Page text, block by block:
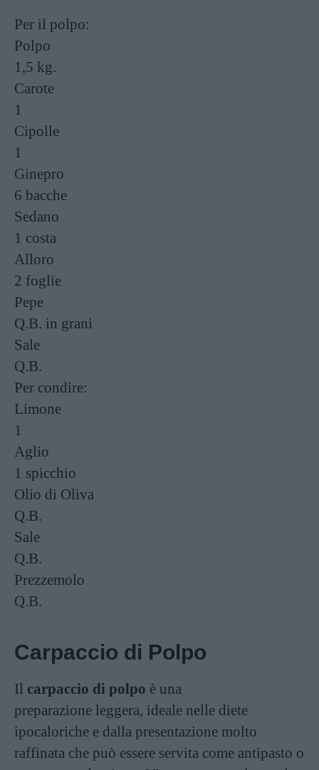
Per il polpo:
Polpo
1,5 kg.
Carote
1
Cipolle
1
Ginepro
6 bacche
Sedano
1 costa
Alloro
2 foglie
Pepe
Q.B. in grani
Sale
Q.B.
Per condire:
Limone
1
Aglio
1 spicchio
Olio di Oliva
Q.B.
Sale
Q.B.
Prezzemolo
Q.B.
Carpaccio di Polpo
Il carpaccio di polpo è una
preparazione leggera, ideale nelle diete
ipocaloriche e dalla presentazione molto
raffinata che può essere servita come antipasto o